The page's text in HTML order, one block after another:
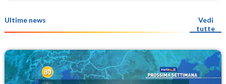
Ultime news
Vedi
tutte